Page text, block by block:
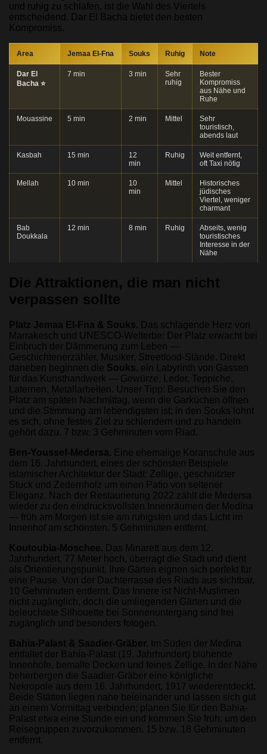
und ruhig zu schlafen, ist die Wahl des Viertels
entscheidend. Dar El Bacha bietet den besten
Kompromiss.
Area Jemaa El-Fna Souks Ruhig Note
Dar El
Bacha ⭐
7 min 3 min
Sehr
ruhig
Bester
Kompromiss
aus Nähe und
Ruhe
Mouassine 5 min 2 min Mittel
Sehr
touristisch,
abends laut
Kasbah 15 min
12
min
Ruhig
Weit entfernt,
oft Taxi nötig
Mellah 10 min
10
min
Mittel
Historisches
jüdisches
Viertel, weniger
charmant
Bab
Doukkala
12 min 8 min Ruhig
Abseits, wenig
touristisches
Interesse in der
Nähe
Die Attraktionen, die man nicht
verpassen sollte
Platz Jemaa El-Fna & Souks. Das schlagende Herz von
Marrakesch und UNESCO-Welterbe: Der Platz erwacht bei
Einbruch der Dämmerung zum Leben —
Geschichtenerzähler, Musiker, Streetfood-Stände. Direkt
daneben beginnen die Souks, ein Labyrinth von Gassen
für das Kunsthandwerk — Gewürze, Leder, Teppiche,
Laternen, Metallarbeiten. Unser Tipp: Besuchen Sie den
Platz am späten Nachmittag, wenn die Garküchen öffnen
und die Stimmung am lebendigsten ist; in den Souks lohnt
es sich, ohne festes Ziel zu schlendern und zu handeln
gehört dazu. 7 bzw. 3 Gehminuten vom Riad.
Ben-Youssef-Medersa. Eine ehemalige Koranschule aus
dem 16. Jahrhundert, eines der schönsten Beispiele
islamischer Architektur der Stadt: Zellige, geschnitzter
Stuck und Zedernholz um einen Patio von seltener
Eleganz. Nach der Restaurierung 2022 zählt die Medersa
wieder zu den eindrucksvollsten Innenräumen der Medina
— früh am Morgen ist sie am ruhigsten und das Licht im
Innenhof am schönsten. 5 Gehminuten entfernt.
Koutoubia-Moschee. Das Minarett aus dem 12.
Jahrhundert, 77 Meter hoch, überragt die Stadt und dient
als Orientierungspunkt. Ihre Gärten eignen sich perfekt für
eine Pause. Von der Dachterrasse des Riads aus sichtbar,
10 Gehminuten entfernt. Das Innere ist Nicht-Muslimen
nicht zugänglich, doch die umliegenden Gärten und die
beleuchtete Silhouette bei Sonnenuntergang sind frei
zugänglich und besonders fotogen.
Bahia-Palast & Saadier-Gräber. Im Süden der Medina
entfaltet der Bahia-Palast (19. Jahrhundert) blühende
Innenhöfe, bemalte Decken und feines Zellige. In der Nähe
beherbergen die Saadier-Gräber eine königliche
Nekropole aus dem 16. Jahrhundert, 1917 wiederentdeckt.
Beide Stätten liegen nahe beieinander und lassen sich gut
an einem Vormittag verbinden; planen Sie für den Bahia-
Palast etwa eine Stunde ein und kommen Sie früh, um den
Reisegruppen zuvorzukommen. 15 bzw. 18 Gehminuten
entfernt.